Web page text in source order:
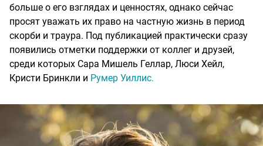
больше о его взглядах и ценностях, однако сейчас
просят уважать их право на частную жизнь в период
скорби и траура. Под публикацией практически сразу
появились отметки поддержки от коллег и друзей,
среди которых Сара Мишель Геллар, Люси Хейл,
Кристи Бринкли и Румер Уиллис.